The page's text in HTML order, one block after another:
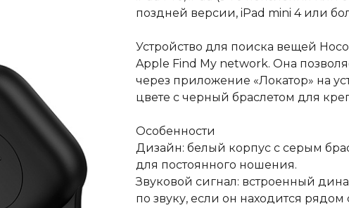
поздней версии, iPad mini 4 или
Устройство для поиска вещей
Apple Find My network. Она
через приложение «Локатор» на
цвете с черный браслетом для
Особенности
Дизайн: белый корпус с серым
для постоянного ношения.
Звуковой сигнал: встроенный
по звуку, если он находится